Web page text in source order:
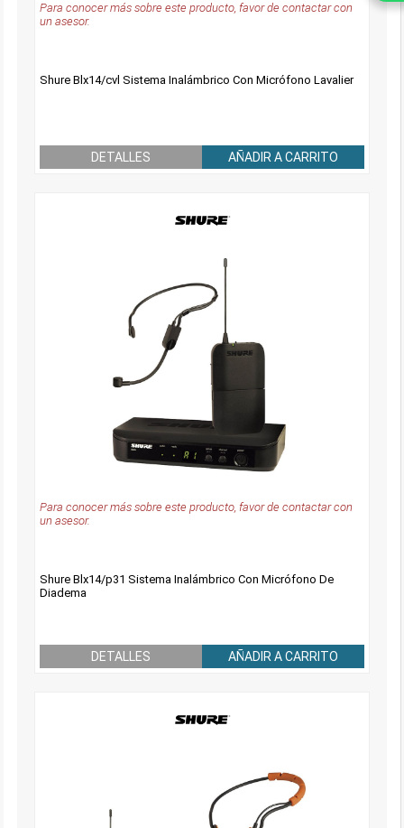
Para conocer más sobre este producto, favor de contactar con
un asesor.
Shure Blx14/cvl Sistema Inalámbrico Con Micrófono Lavalier
DETALLES AÑADIR A CARRITO
Para conocer más sobre este producto, favor de contactar con
un asesor.
Shure Blx14/p31 Sistema Inalámbrico Con Micrófono De
Diadema
DETALLES AÑADIR A CARRITO